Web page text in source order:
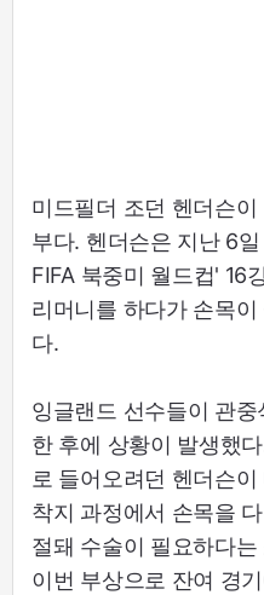
미드필더 조던 헨더슨
부다. 헨더슨은 지난 6
FIFA 북중미 월드컵' 16
리머니를 하다가 손목
다.
잉글랜드 선수들이 관
한 후에 상황이 발생했
로 들어오려던 헨더슨
착지 과정에서 손목을
절돼 수술이 필요하다
이번 부상으로 잔여 경